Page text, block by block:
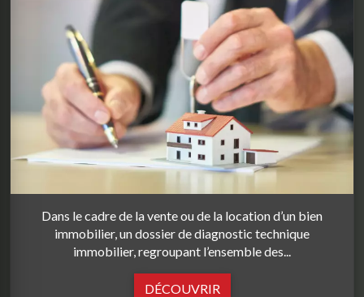
Dans le cadre de la vente ou de la location d’un bien
immobilier, un dossier de diagnostic technique
immobilier, regroupant l’ensemble des...
DÉCOUVRIR